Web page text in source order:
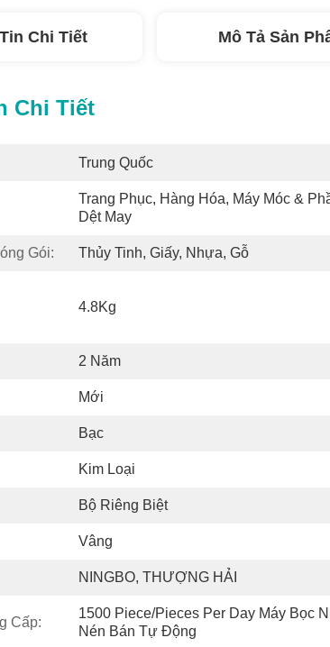
Chi Tiết Mô Tả Sản
Chi Tiết
Trung Quốc
Trang Phục, Hàng Hóa, Máy Móc &
Dệt May
Gói: Thủy Tinh, Giấy, Nhựa, Gỗ
4.8Kg
2 Năm
Mới
Bạc
Kim Loại
Bộ Riêng Biệt
Vâng
NINGBO, THƯỢNG HẢI
Cấp:
1500 Piece/Pieces Per Day Máy Bọc
Nén Bán Tự Động